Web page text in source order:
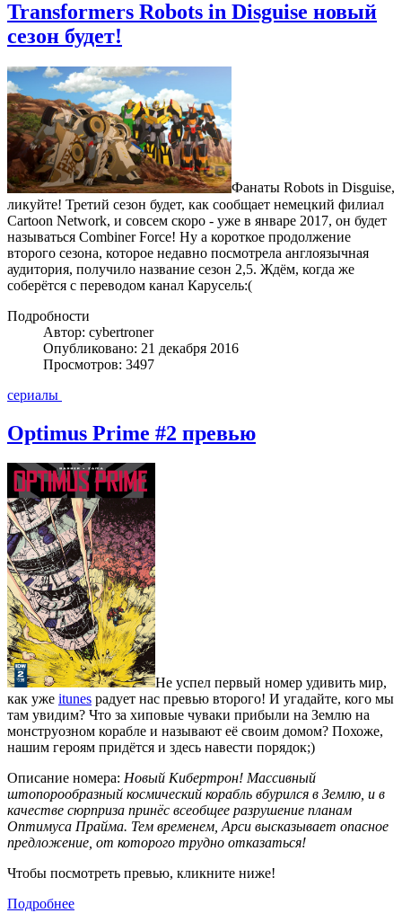
Transformers Robots in Disguise новый
сезон будет!
Фанаты Robots in Disguise,
ликуйте! Третий сезон будет, как сообщает немецкий филиал
Cartoon Network, и совсем скоро - уже в январе 2017, он будет
называться Combiner Force! Ну а короткое продолжение
второго сезона, которое недавно посмотрела англоязычная
аудитория, получило название сезон 2,5. Ждём, когда же
соберётся с переводом канал Карусель:(
Подробности
Автор: cybertroner
Опубликовано: 21 декабря 2016
Просмотров: 3497
сериалы
Optimus Prime #2 превью
Не успел первый номер удивить мир,
как уже itunes радует нас превью второго! И угадайте, кого мы
там увидим? Что за хиповые чуваки прибыли на Землю на
монструозном корабле и называют её своим домом? Похоже,
нашим героям придётся и здесь навести порядок;)
Описание номера: Новый Кибертрон! Массивный
штопорообразный космический корабль вбурился в Землю, и в
качестве сюрприза принёс всеобщее разрушение планам
Оптимуса Прайма. Тем временем, Арси высказывает опасное
предложение, от которого трудно отказаться!
Чтобы посмотреть превью, кликните ниже!
Подробнее